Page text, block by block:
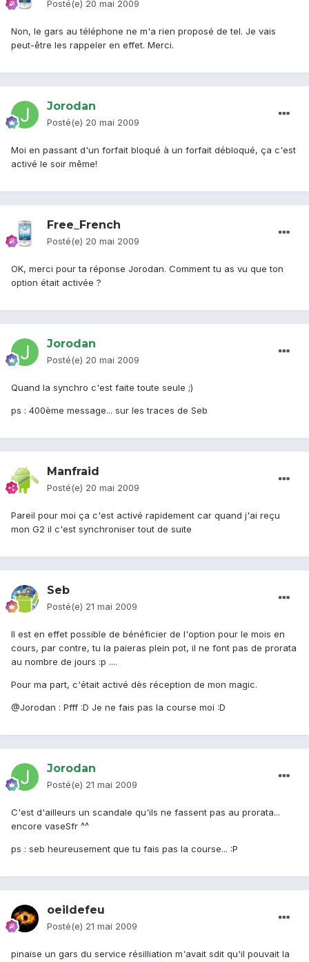
Posté(e) 20 mai 2009
Non, le gars au téléphone ne m'a rien proposé de tel. Je vais
peut-être les rappeler en effet. Merci.
Jorodan
Posté(e) 20 mai 2009
Moi en passant d'un forfait bloqué à un forfait débloqué, ça c'est
activé le soir même!
Free_French
Posté(e) 20 mai 2009
OK, merci pour ta réponse Jorodan. Comment tu as vu que ton
option était activée ?
Jorodan
Posté(e) 20 mai 2009
Quand la synchro c'est faite toute seule ;)
ps : 400ème message... sur les traces de Seb
Manfraid
Posté(e) 20 mai 2009
Pareil pour moi ça c'est activé rapidement car quand j'ai reçu
mon G2 il c'est synchroniser tout de suite
Seb
Posté(e) 21 mai 2009
Il est en effet possible de bénéficier de l'option pour le mois en
cours, par contre, tu la paieras plein pot, il ne font pas de prorata
au nombre de jours :p ....
Pour ma part, c'était activé dès réception de mon magic.
@Jorodan : Pfff :D Je ne fais pas la course moi :D
Jorodan
Posté(e) 21 mai 2009
C'est d'ailleurs un scandale qu'ils ne fassent pas au prorata...
encore vaseSfr ^^
ps : seb heureusement que tu fais pas la course... :P
oeildefeu
Posté(e) 21 mai 2009
pinaise un gars du service résilliation m'avait sdit qu'il pouvait la